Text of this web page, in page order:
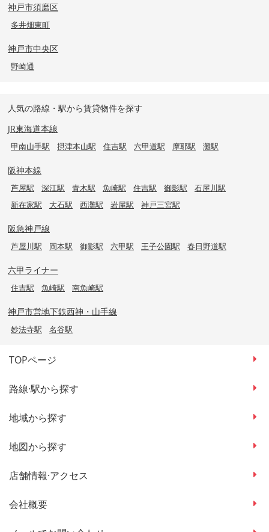
神戸市須磨区
多井畑東町
神戸市中央区
野崎通
人気の路線・駅から賃貸物件を探す
JR東海道本線
甲南山手駅 摂津本山駅 住吉駅 六甲道駅 摩耶駅 灘駅
阪神本線
芦屋駅 深江駅 青木駅 魚崎駅 住吉駅 御影駅
石屋川駅
新在家駅
大石駅 西灘駅 岩屋駅 神戸三宮駅
阪急神戸線
芦屋川駅 岡本駅 御影駅 六甲駅 王子公園駅 春日野道駅
六甲ライナー
住吉駅 魚崎駅 南魚崎駅
神戸市営地下鉄西神・山手線
妙法寺駅 名谷駅
TOPページ
路線·駅から探す
地域から探す
地図から探す
店舗情報·アクセス
会社概要